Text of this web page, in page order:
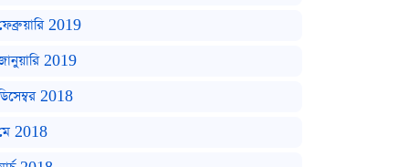
2019
2019
2018
2018